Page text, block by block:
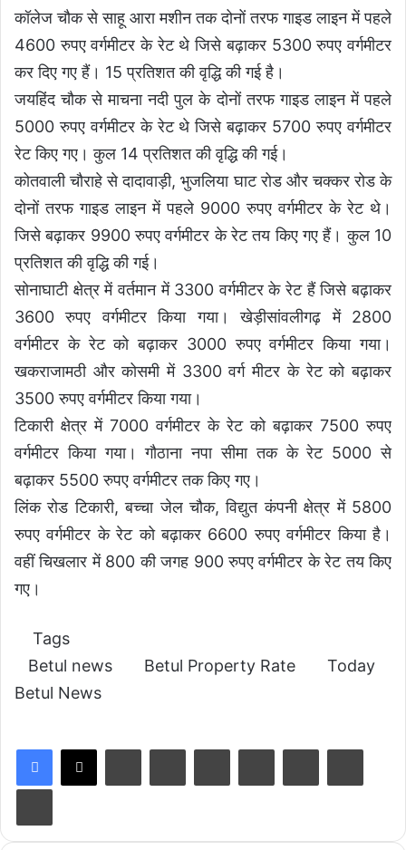
कॉलेज चौक से साहू आरा मशीन तक दोनों तरफ गाइड लाइन में पहले
4600 रुपए वर्गमीटर के रेट थे जिसे बढ़ाकर 5300 रुपए वर्गमीटर
कर दिए गए हैं। 15 प्रतिशत की वृद्धि की गई है।
जयहिंद चौक से माचना नदी पुल के दोनों तरफ गाइड लाइन में पहले
5000 रुपए वर्गमीटर के रेट थे जिसे बढ़ाकर 5700 रुपए वर्गमीटर
रेट किए गए। कुल 14 प्रतिशत की वृद्धि की गई।
कोतवाली चौराहे से दादावाड़ी, भुजलिया घाट रोड और चक्कर रोड के
दोनों तरफ गाइड लाइन में पहले 9000 रुपए वर्गमीटर के रेट थे।
जिसे बढ़ाकर 9900 रुपए वर्गमीटर के रेट तय किए गए हैं। कुल 10
प्रतिशत की वृद्धि की गई।
सोनाघाटी क्षेत्र में वर्तमान में 3300 वर्गमीटर के रेट हैं जिसे बढ़ाकर
3600 रुपए वर्गमीटर किया गया। खेड़ीसांवलीगढ़ में 2800
वर्गमीटर के रेट को बढ़ाकर 3000 रुपए वर्गमीटर किया गया।
खकराजामठी और कोसमी में 3300 वर्ग मीटर के रेट को बढ़ाकर
3500 रुपए वर्गमीटर किया गया।
टिकारी क्षेत्र में 7000 वर्गमीटर के रेट को बढ़ाकर 7500 रुपए
वर्गमीटर किया गया। गौठाना नपा सीमा तक के रेट 5000 से
बढ़ाकर 5500 रुपए वर्गमीटर तक किए गए।
लिंक रोड टिकारी, बच्चा जेल चौक, विद्युत कंपनी क्षेत्र में 5800
रुपए वर्गमीटर के रेट को बढ़ाकर 6600 रुपए वर्गमीटर किया है।
वहीं चिखलार में 800 की जगह 900 रुपए वर्गमीटर के रेट तय किए
गए।
Tags
Betul news
Betul Property Rate
Today
Betul News